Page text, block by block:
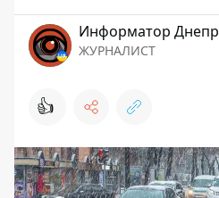
Информатор Днепр
ЖУРНАЛИСТ
👍